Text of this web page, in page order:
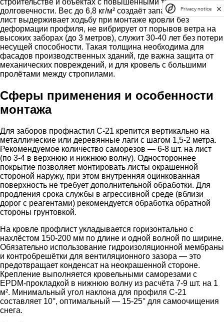
долговечности. Вес до 6,8 кг/м² создаёт запас прочности:
лист выдерживает ходьбу при монтаже кровли без
деформации профиля, не вибрирует от порывов ветра на
высоких заборах (до 3 метров), служит 30-40 лет без потери
несущей способности. Такая толщина необходима для
фасадов производственных зданий, где важна защита от
механических повреждений, и для кровель с большими
пролётами между стропилами.
Сферы применения и особенности
монтажа
Для заборов профнастил С-21 крепится вертикально на
металлические или деревянные лаги с шагом 1,5-2 метра.
Рекомендуемое количество саморезов — 6-8 шт. на лист
(по 3-4 в верхнюю и нижнюю волну). Одностороннее
покрытие позволяет монтировать листы окрашенной
стороной наружу, при этом внутренняя оцинкованная
поверхность не требует дополнительной обработки. Для
продления срока службы в агрессивной среде (вблизи
дорог с реагентами) рекомендуется обработка обратной
стороны грунтовкой.
На кровле профлист укладывается горизонтально с
нахлёстом 150-200 мм по длине и одной волной по ширине.
Обязательно использование гидроизоляционной мембраны
и контробрешётки для вентиляционного зазора — это
предотвращает конденсат на неокрашенной стороне.
Крепление выполняется кровельными саморезами с
EPDM-прокладкой в нижнюю волну из расчёта 7-9 шт. на 1
м². Минимальный угол наклона для профиля С-21
составляет 10°, оптимальный — 15-25° для самоочищения
снега.
Privacy notice